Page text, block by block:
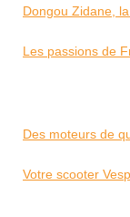
Dongou Zidane,
Les passions de
Des moteurs de
Votre scooter